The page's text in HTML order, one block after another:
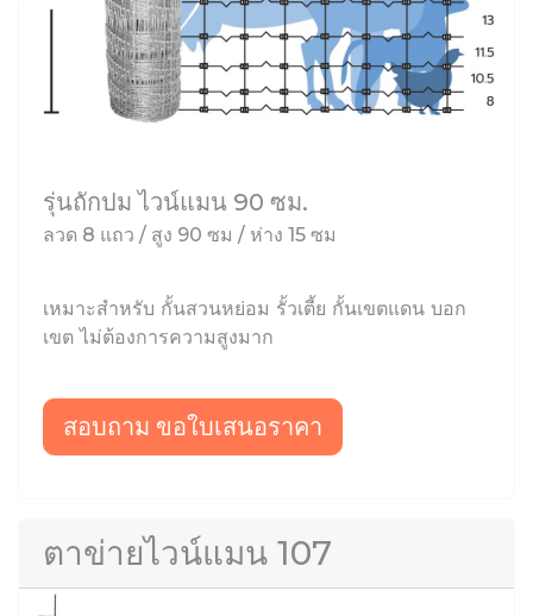
รุ่นถักปม ไวน์แมน 90 ซม.
ลวด 8 แถว / สูง 90 ซม / ห่าง 15 ซม
เหมาะสำหรับ กั้นสวนหย่อม รั้วเตี้ย กั้นเขตแดน บอก
เขต ไม่ต้องการความสูงมาก
สอบถาม ขอใบเสนอราคา
ตาข่ายไวน์แมน 107